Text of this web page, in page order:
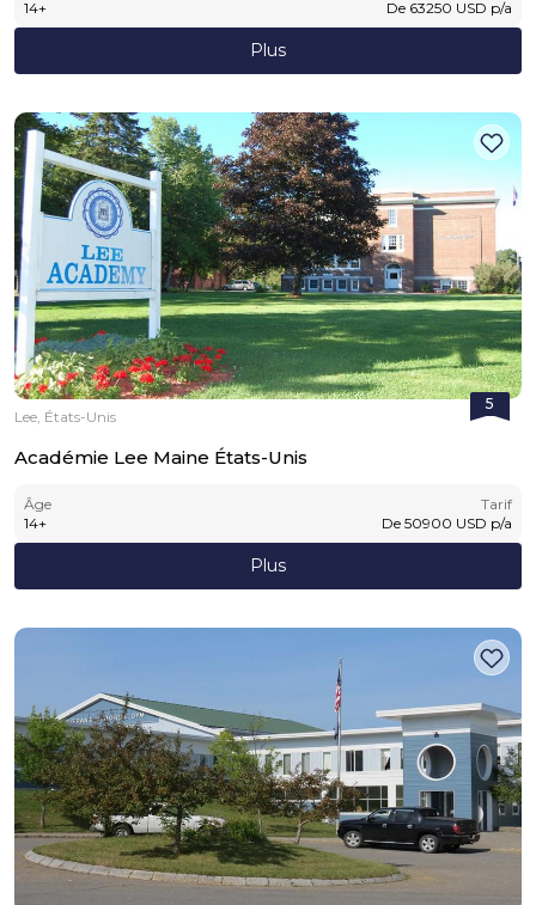
14+
De 63250 USD p/a
Plus
5
Lee, États-Unis
Académie Lee Maine États-Unis
Âge
14+
Tarif
De 50900 USD p/a
Plus